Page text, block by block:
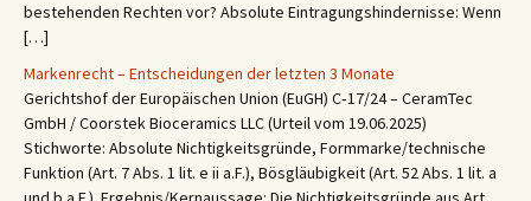
bestehenden Rechten vor? Absolute Eintragungshindernisse: Wenn
[…]
Markenrecht – Entscheidungen der letzten 3 Monate
Gerichtshof der Europäischen Union (EuGH) C‑17/24 – CeramTec
GmbH / Coorstek Bioceramics LLC (Urteil vom 19.06.2025)
Stichworte: Absolute Nichtigkeitsgründe, Formmarke/technische
Funktion (Art. 7 Abs. 1 lit. e ii a.F.), Bösgläubigkeit (Art. 52 Abs. 1 lit. a